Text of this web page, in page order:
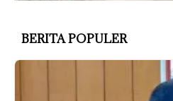
BERITA POPULER